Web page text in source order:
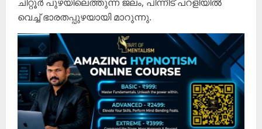
വെച്ച് ഭാരതപ്പുഴയായി മാറുന്നു.